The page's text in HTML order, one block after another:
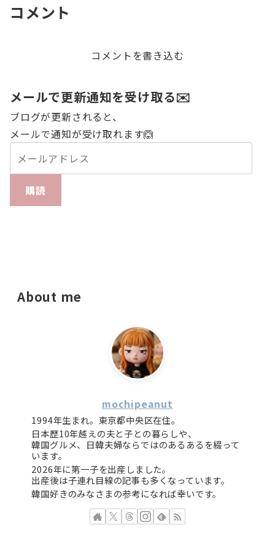
te
コメント
コメントを書き込む
メールで更新通知を受け取る✉️
ブログが更新されると、
メールで通知が受け取れます🙆
購読
About me
mochipeanut
1994年生まれ。東京都中央区在住。
日本歴10年越えの夫と子との暮らしや、
韓国グルメ、日韓夫婦ならではのあるあるを綴って
います。
2026年に第一子を出産しました。
出産後は子連れ目線の記事も多くなっています。
韓国好きのみなさまの参考になれば幸いです。